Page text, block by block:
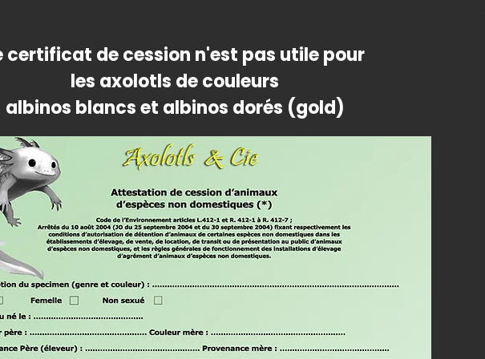
certificat de cession n'est pas utile pour
les axolotls de couleurs
albinos blancs et albinos dorés (gold)